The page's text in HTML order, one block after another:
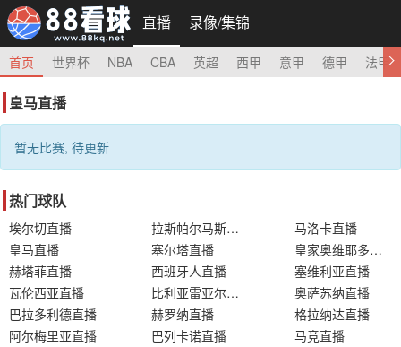
直播 录像/集锦
首页 世界杯 NBA CBA 英超 西甲 意甲 德甲 法甲
皇马直播
暂无比赛, 待更新
热门球队
埃尔切直播 拉斯帕尔马斯直播
马洛卡直播
皇马直播
塞尔塔直播
皇家奥维耶多直播
赫塔菲直播
西班牙人直播
塞维利亚直播
瓦伦西亚直播
比利亚雷亚尔直播
奥萨苏纳直播
巴拉多利德直播
赫罗纳直播
格拉纳达直播
阿尔梅里亚直播
巴列卡诺直播
马竞直播